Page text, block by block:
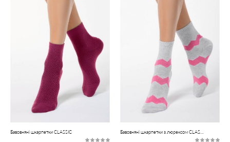
Бавовняні шкарпетки CLASSIC